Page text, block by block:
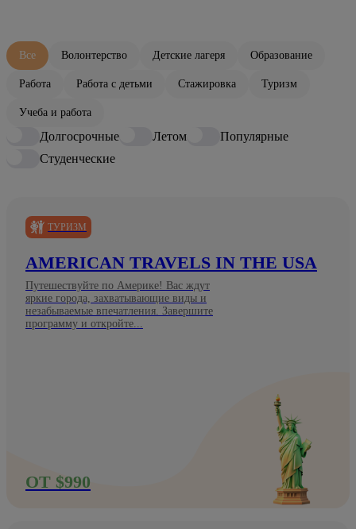
Все Волонтерство Детские лагеря Образование
Работа Работа с детьми Стажировка Туризм
Учеба и работа
Долгосрочные Летом
Популярные
Студенческие
ТУРИЗМ
AMERICAN TRAVELS IN THE USA
Путешествуйте по Америке! Вас ждут
яркие города, захватывающие виды и
незабываемые впечатления. Завершите
программу и откройте...
ОТ $990